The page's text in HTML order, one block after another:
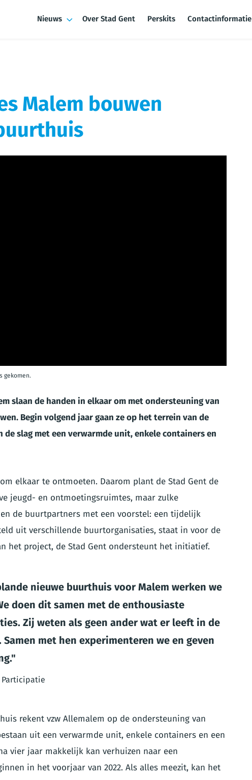
Nieuws Over Stad Gent Perskits Contactinformatie
Malem bouwen
gekomen.
slaan de handen in elkaar om met ondersteuning van
Begin volgend jaar gaan ze op het terrein van de
de slag met een verwarmde unit, enkele containers en
elkaar te ontmoeten. Daarom plant de Stad Gent de
jeugd- en ontmoetingsruimtes, maar zulke
de buurtpartners met een voorstel: een tijdelijk
uit verschillende buurtorganisaties, staat in voor de
het project, de Stad Gent ondersteunt het initiatief.
nieuwe buurthuis voor Malem werken we
doen dit samen met de enthousiaste
Zij weten als geen ander wat er leeft in de
met hen experimenteren we en geven
Participatie
rekent vzw Allemalem op de ondersteuning van
uit een verwarmde unit, enkele containers en een
vier jaar makkelijk kan verhuizen naar een
in het voorjaar van 2022. Als alles meezit, kan het